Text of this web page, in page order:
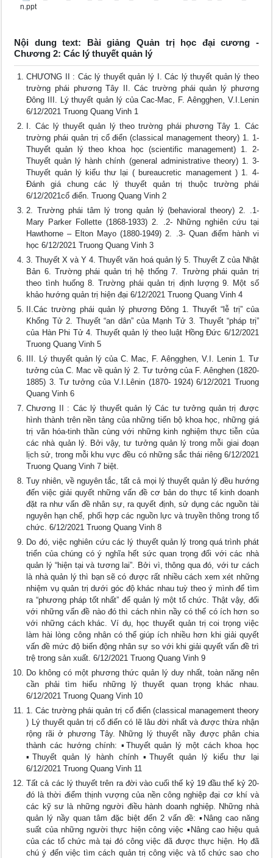
n.ppt
Nội dung text: Bài giảng Quản trị học đại cương -
Chương 2: Các lý thuyết quản lý
CHƯƠNG II : Các lý thuyết quản lý I. Các lý thuyết quản lý theo
trường phái phương Tây II. Các trường phái quản lý phương
Đông III. Lý thuyết quản lý của Cac-Mac, F. Aêngghen, V.I.Lenin
6/12/2021 Truong Quang Vinh 1
I. Các lý thuyết quản lý theo trường phái phương Tây 1. Các
trường phái quản trị cổ điển (classical management theory) 1. 1-
Thuyết quản lý theo khoa học (scientific management) 1. 2-
Thuyết quản lý hành chính (general administrative theory) 1. 3-
Thuyết quản lý kiểu thư lại ( bureaucretic management ) 1. 4-
Đánh giá chung các lý thuyết quản trị thuộc trường phái
6/12/2021cổ điển. Truong Quang Vinh 2
2. Trường phái tâm lý trong quản lý (behavioral theory) 2. .1-
Mary Parker Follette (1868-1933) 2. .2- Những nghiên cứu tại
Hawthorne – Elton Mayo (1880-1949) 2. .3- Quan điểm hành vi
học 6/12/2021 Truong Quang Vinh 3
3. Thuyết X và Y 4. Thuyết văn hoá quản lý 5. Thuyết Z của Nhật
Bản 6. Trường phái quản trị hệ thống 7. Trường phái quản trị
theo tình huống 8. Trường phái quản trị định lượng 9. Một số
khảo hướng quản trị hiện đại 6/12/2021 Truong Quang Vinh 4
II.Các trường phái quản lý phương Đông 1. Thuyết “lễ trị” của
Khổng Tử 2. Thuyết “an dân” của Mạnh Tử 3. Thuyết “pháp trị”
của Hàn Phi Tử 4. Thuyết quản lý theo luật Hồng Đức 6/12/2021
Truong Quang Vinh 5
III. Lý thuyết quản lý của C. Mac, F. Aêngghen, V.I. Lenin 1. Tư
tưởng của C. Mac về quản lý 2. Tư tưởng của F. Aênghen (1820-
1885) 3. Tư tưởng của V.I.Lênin (1870- 1924) 6/12/2021 Truong
Quang Vinh 6
Chương II : Các lý thuyết quản lý Các tư tưởng quản trị được
hình thành trên nền tảng của những tiến bộ khoa học, những giá
trị văn hóa-tinh thần cùng với những kinh nghiệm thực tiễn của
các nhà quản lý. Bởi vậy, tư tưởng quản lý trong mỗi giai đoạn
lịch sử, trong mỗi khu vực đều có những sắc thái riêng 6/12/2021
Truong Quang Vinh 7 biệt.
Tuy nhiên, về nguyên tắc, tất cả mọi lý thuyết quản lý đều hướng
đến việc giải quyết những vấn đề cơ bản do thực tế kinh doanh
đặt ra như vấn đề nhân sự, ra quyết định, sử dụng các nguồn tài
nguyên hạn chế, phối hợp các nguồn lực và truyền thông trong tổ
chức. 6/12/2021 Truong Quang Vinh 8
Do đó, việc nghiên cứu các lý thuyết quản lý trong quá trình phát
triển của chúng có ý nghĩa hết sức quan trọng đối với các nhà
quản lý “hiện tại và tương lai”. Bởi vì, thông qua đó, với tư cách
là nhà quản lý thì bạn sẽ có được rất nhiều cách xem xét những
nhiệm vụ quản trị dưới góc độ khác nhau tuỳ theo ý mình để tìm
ra “phương pháp tốt nhất” để quản lý một tổ chức. Thật vậy, đối
với những vấn đề nào đó thì cách nhìn nầy có thể có ích hơn so
với những cách khác. Ví dụ, học thuyết quản trị coi trọng việc
làm hài lòng công nhân có thể giúp ích nhiều hơn khi giải quyết
vấn đề mức độ biến động nhân sự so với khi giải quyết vấn đề trì
trệ trong sản xuất. 6/12/2021 Truong Quang Vinh 9
Do không có một phương thức quản lý duy nhất, toàn năng nên
cần phải tìm hiểu những lý thuyết quan trọng khác nhau.
6/12/2021 Truong Quang Vinh 10
1. Các trường phái quản trị cổ điển (classical management theory
) Lý thuyết quản trị cổ điển có lẽ lâu đời nhất và được thừa nhận
rộng rãi ở phương Tây. Những lý thuyết nầy được phân chia
thành các hướng chính: ▪Thuyết quản lý một cách khoa học
▪Thuyết quản lý hành chính ▪Thuyết quản lý kiểu thư lại
6/12/2021 Truong Quang Vinh 11
Tất cả các lý thuyết trên ra đời vào cuối thế kỷ 19 đầu thế kỷ 20-
đó là thời điểm thịnh vượng của nền công nghiệp đại cơ khí và
các kỹ sư là những người điều hành doanh nghiệp. Những nhà
quản lý nầy quan tâm đặc biệt đến 2 vấn đề: ▪Nâng cao năng
suất của những người thực hiện công việc ▪Nâng cao hiệu quả
của các tổ chức mà tại đó công việc đã được thực hiện. Họ đã
chú ý đến việc tìm cách quản trị công việc và tổ chức sao cho